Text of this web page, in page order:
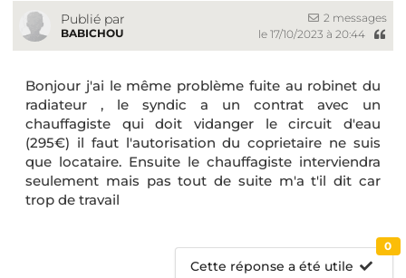
Publié par
BABICHOU
2 messages
le 17/10/2023 à 20:44
Bonjour j'ai le même problème fuite au robinet du
radiateur , le syndic a un contrat avec un
chauffagiste qui doit vidanger le circuit d'eau
(295€) il faut l'autorisation du coprietaire ne suis
que locataire. Ensuite le chauffagiste interviendra
seulement mais pas tout de suite m'a t'il dit car
trop de travail
Cette réponse a été utile
0